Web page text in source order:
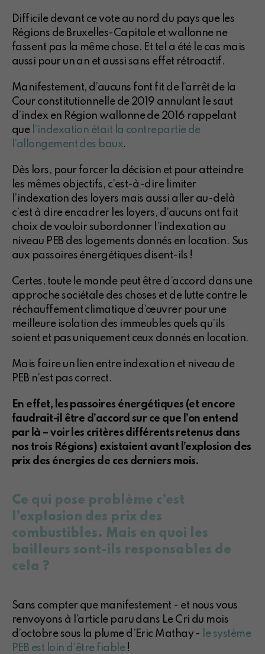
Difficile devant ce vote au nord du pays que les
Régions de Bruxelles-Capitale et wallonne ne
fassent pas la même chose. Et tel a été le cas mais
aussi pour un an et aussi sans effet rétroactif.
Manifestement, d’aucuns font fit de l’arrêt de la
Cour constitutionnelle de 2019 annulant le saut
d’index en Région wallonne de 2016 rappelant
que l’indexation était la contrepartie de
l’allongement des baux.
Dès lors, pour forcer la décision et pour atteindre
les mêmes objectifs, c’est-à-dire limiter
l’indexation des loyers mais aussi aller au-delà
c’est à dire encadrer les loyers, d’aucuns ont fait
choix de vouloir subordonner l’indexation au
niveau PEB des logements donnés en location. Sus
aux passoires énergétiques disent-ils !
Certes, toute le monde peut être d’accord dans une
approche sociétale des choses et de lutte contre le
réchauffement climatique d’œuvrer pour une
meilleure isolation des immeubles quels qu’ils
soient et pas uniquement ceux donnés en location.
Mais faire un lien entre indexation et niveau de
PEB n’est pas correct.
En effet, les passoires énergétiques (et encore
faudrait-il être d’accord sur ce que l’on entend
par là – voir les critères différents retenus dans
nos trois Régions) existaient avant l’explosion des
prix des énergies de ces derniers mois.
Ce qui pose problème c’est
l’explosion des prix des
combustibles. Mais en quoi les
bailleurs sont-ils responsables de
cela ?
Sans compter que manifestement - et nous vous
renvoyons à l’article paru dans Le Cri du mois
d’octobre sous la plume d’Eric Mathay -
le système
PEB est loin d’être fiable!